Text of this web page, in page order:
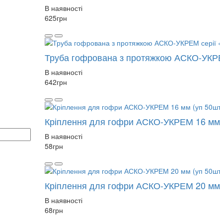
В наявності
625грн
Труба гофрована з протяжкою АСКО-
В наявності
642грн
Кріплення для гофри АСКО-УКРЕМ 16 мм
В наявності
58грн
Кріплення для гофри АСКО-УКРЕМ 20 мм
В наявності
68грн